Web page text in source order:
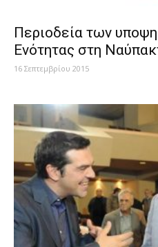
Περιοδεία των
Ενότητας στη
16 Σεπτεμβρίου 2015